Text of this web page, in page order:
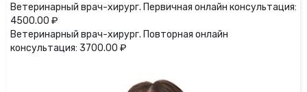
Ветеринарный врач-хирург. Первичная онлайн консультация:
4500.00 ₽
Ветеринарный врач-хирург. Повторная онлайн
консультация: 3700.00 ₽